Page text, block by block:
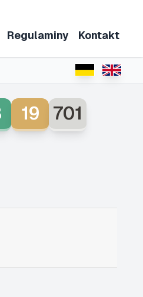
Regulaminy Kontakt
19 701